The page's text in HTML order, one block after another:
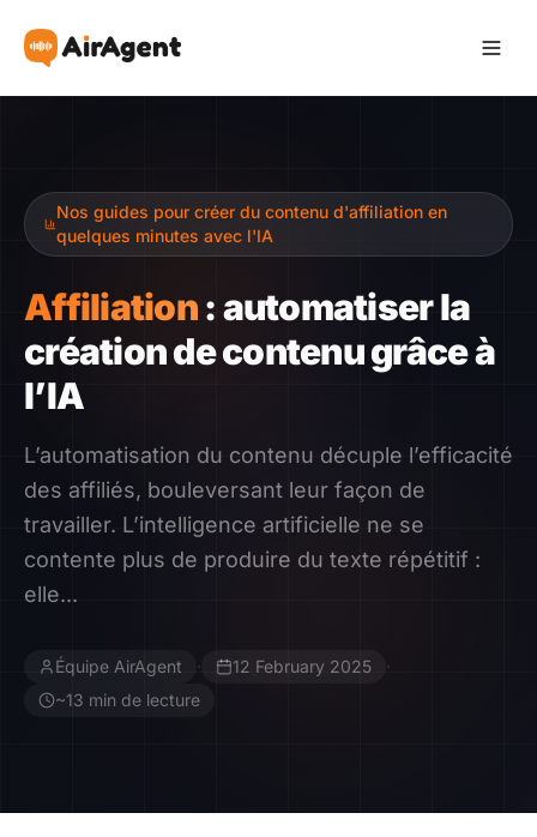
Recommander
Gagner
Ressources
Guide
Nos guides pour créer du contenu d'affiliation en
quelques minutes avec l'IA
Affiliation: automatiser la
création de contenu grâce à
l’IA
L’automatisation du contenu décuple l’efficacité
des affiliés, bouleversant leur façon de
travailler. L’intelligence artificielle ne se
contente plus de produire du texte répétitif :
elle...
Équipe AirAgent · 12 February 2025
·
~13 min de lecture